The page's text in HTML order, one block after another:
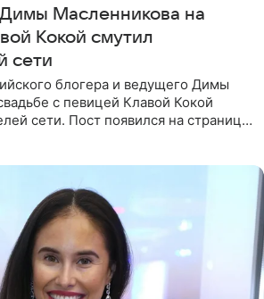
Масленникова на
Кокой смутил
сети
блогера и ведущего Димы
с певицей Клавой Кокой
сети. Пост появился на странице